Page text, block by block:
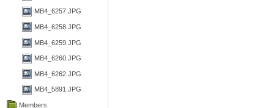
MB4_6257.JPG
MB4_6258.JPG
MB4_6259.JPG
MB4_6260.JPG
MB4_6262.JPG
MB4_5891.JPG
Members